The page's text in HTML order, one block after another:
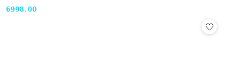
Cena:
6998.00